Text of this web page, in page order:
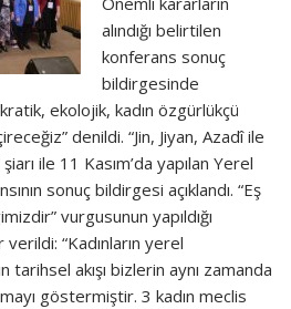
alındığı belirtilen
konferans sonuç
bildirgesinde
ekolojik, kadın özgürlükçü
denildi. “Jin, Jiyan, Azadî ile
ile 11 Kasım’da yapılan Yerel
sonuç bildirgesi açıklandı. “Eş
vurgusunun yapıldığı
“Kadınların yerel
tarihsel akışı bizlerin aynı zamanda
göstermiştir. 3 kadın meclis